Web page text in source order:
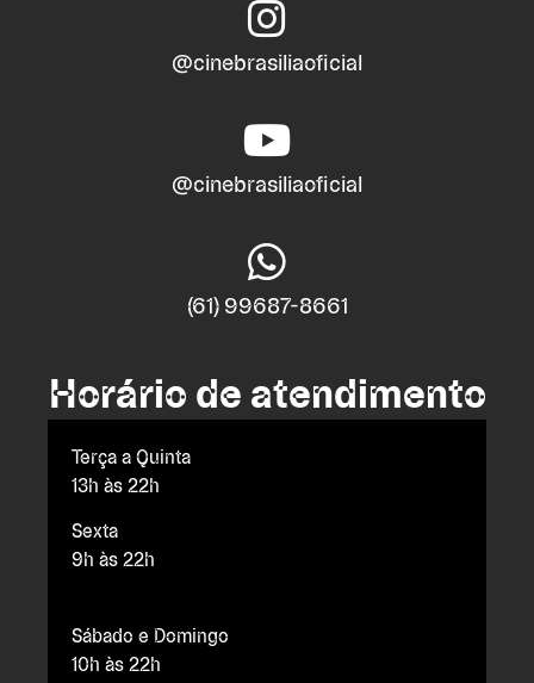
@cinebrasiliaoficial
@cinebrasiliaoficial
(61) 99687-8661
Horário de atendimento
Terça a Quinta
13h às 22h
Sexta
9h às 22h
Sábado e Domingo
10h às 22h